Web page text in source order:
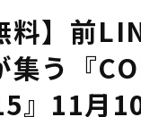
料】前
集う『
』11月